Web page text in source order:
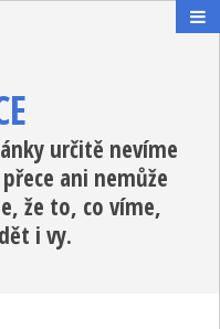
určitě nevíme
ani nemůže
že to, co víme,
i vy.